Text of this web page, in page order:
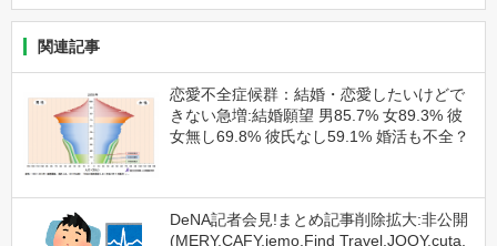
関連記事
恋愛不全症候群：結婚・恋愛したいけどで
きない急増:結婚願望 男85.7% 女89.3% 彼
女無し69.8% 彼氏なし59.1% 婚活も不全？
DeNA記者会見!まとめ記事削除拡大:非公開
(MERY,CAFY,iemo,Find Travel,JOOY,cuta,